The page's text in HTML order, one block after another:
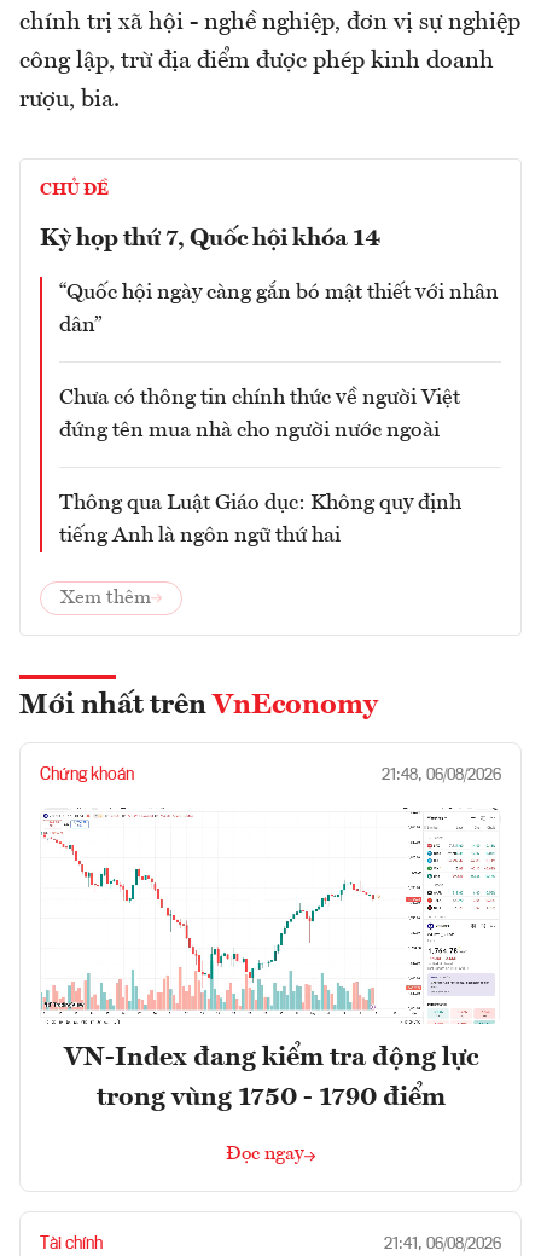
chính trị xã hội - nghề nghiệp, đơn vị sự nghiệp
công lập, trừ địa điểm được phép kinh doanh
rượu, bia.
CHỦ ĐỀ
Kỳ họp thứ 7, Quốc hội khóa 14
“Quốc hội ngày càng gắn bó mật thiết với nhân
dân”
Chưa có thông tin chính thức về người Việt
đứng tên mua nhà cho người nước ngoài
Thông qua Luật Giáo dục: Không quy định
tiếng Anh là ngôn ngữ thứ hai
Xem thêm
Mới nhất trên VnEconomy
Chứng khoán 21:48, 06/08/2026
VN-Index đang kiểm tra động lực
trong vùng 1750 - 1790 điểm
Đọc ngay
Tài chính 21:41, 06/08/2026